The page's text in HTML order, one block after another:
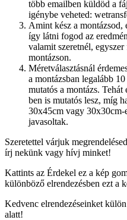
több emailben küldöd a
igénybe veheted:
Amint kész a montázsod,
így látni fogod az
valamit szeretnél,
montázson.
Méretválasztásnál
a montázsban legalább
mutatós a montázs.
ben is mutatós lesz, míg
30x45cm vagy 30x30cm-
javasoltak.
Szeretettel várjuk
írj nekünk vagy hívj minket!
Kattints az Érdekel ez a kép
különböző elrendezésben ezt a
Kedvenc elrendezéseinket
alatt!